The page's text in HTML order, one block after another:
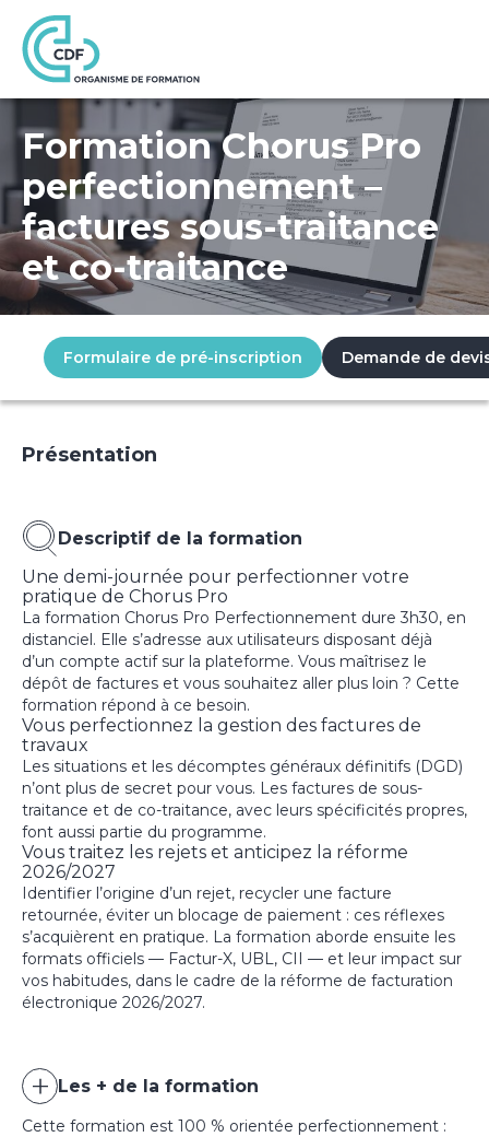
Accueil Formations
Formation Chorus Pro
perfectionnement –
factures sous-traitance
et co-traitance
Formulaire de pré-inscription Demande de
Présentation
Descriptif de la formation
Une demi-journée pour perfectionner votre
pratique de Chorus Pro
La formation Chorus Pro Perfectionnement dure 3h30, en
distanciel. Elle s’adresse aux utilisateurs disposant déjà
d’un compte actif sur la plateforme. Vous maîtrisez le
dépôt de factures et vous souhaitez aller plus loin ? Cette
formation répond à ce besoin.
Vous perfectionnez la gestion des factures de
travaux
Les situations et les décomptes généraux définitifs (DGD)
n’ont plus de secret pour vous. Les factures de sous-
traitance et de co-traitance, avec leurs spécificités propres,
font aussi partie du programme.
Vous traitez les rejets et anticipez la réforme
2026/2027
Identifier l’origine d’un rejet, recycler une facture
retournée, éviter un blocage de paiement : ces réflexes
s’acquièrent en pratique. La formation aborde ensuite les
formats officiels — Factur-X, UBL, CII — et leur impact sur
vos habitudes, dans le cadre de la réforme de facturation
électronique 2026/2027.
Les + de la formation
Cette formation est 100 % orientée perfectionnement :